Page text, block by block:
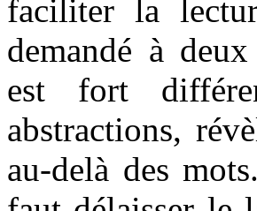
faciliter la
demandé à
est fort
abstractions,
au-delà des